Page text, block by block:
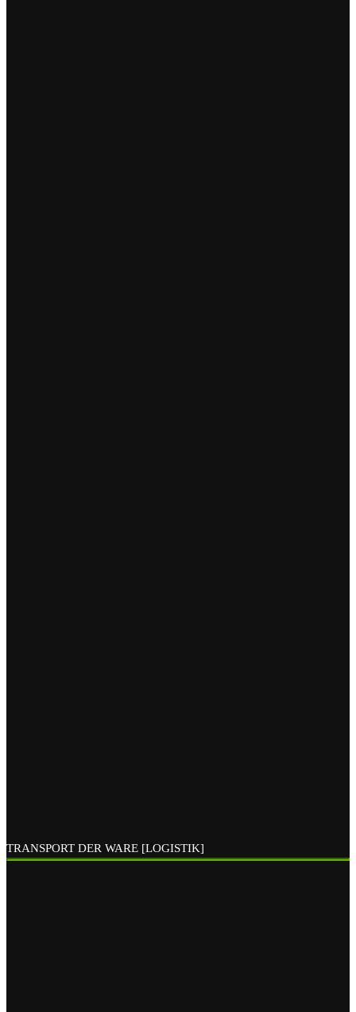
TRANSPORT DER WARE [LOGISTIK]